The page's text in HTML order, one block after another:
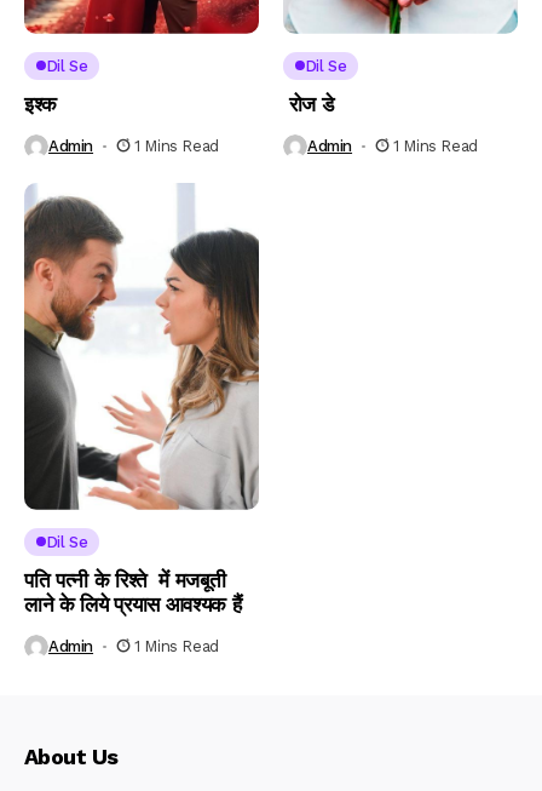
Dil Se
इश्क
Admin 1 Mins Read
Dil Se
रोज डे
Admin 1 Mins Read
Dil Se
पति पत्नी के रिश्ते में मजबूती
लाने के लिये प्रयास आवश्यक हैं
Admin 1 Mins Read
About Us